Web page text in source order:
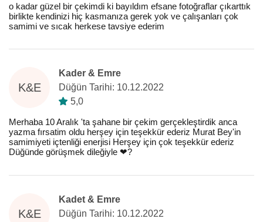
o kadar güzel bir çekimdi ki bayıldım efsane fotoğraflar çıkarttık
birlikte kendinizi hiç kasmanıza gerek yok ve çalışanları çok
samimi ve sıcak herkese tavsiye ederim
K&E
Kader & Emre
Düğün Tarihi: 10.12.2022
5,0
Merhaba 10 Aralık 'ta şahane bir çekim gerçekleştirdik anca
yazma fırsatim oldu herşey için teşekkür ederiz Murat Bey'in
samimiyeti içtenliği enerjisi Herşey için çok teşekkür ederiz
Düğünde görüşmek dileğiyle ❤️?
K&E
Kadet & Emre
Düğün Tarihi: 10.12.2022